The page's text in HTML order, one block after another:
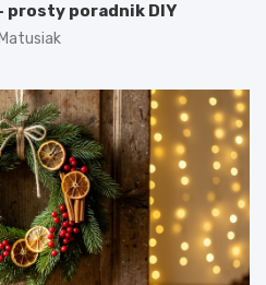
prosty poradnik DIY